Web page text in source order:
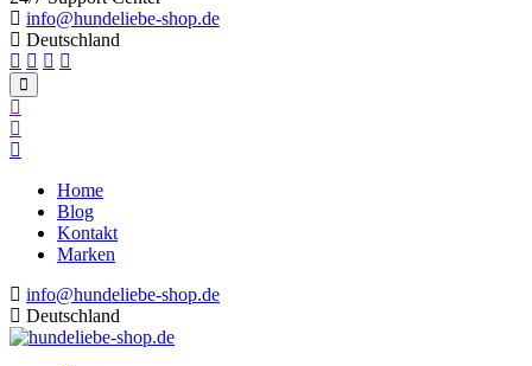
info@hundeliebe-shop.de
Deutschland
Home
Blog
Kontakt
Marken
info@hundeliebe-shop.de
Deutschland